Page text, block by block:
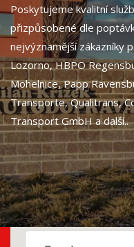
Poskytujeme kvalitní
přizpůsobené dle
nejvýznamější zákazníky
Lozorno, HBPO
Mohelnice, Papp
Transporte, Qualitrans,
Transport GmbH a další..